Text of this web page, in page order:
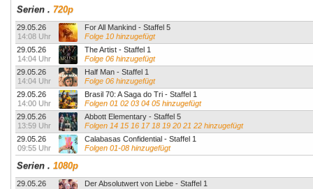
Serien . 720p
29.05.26
14:08 Uhr
For All Mankind - Staffel 5
Folge 10 hinzugefügt
29.05.26
14:04 Uhr
The Artist - Staffel 1
Folge 06 hinzugefügt
29.05.26
14:04 Uhr
Half Man - Staffel 1
Folge 06 hinzugefügt
29.05.26
14:00 Uhr
Brasil 70: A Saga do Tri - Staffel 1
Folgen 01 02 03 04 05 hinzugefügt
29.05.26
13:59 Uhr
Abbott Elementary - Staffel 5
Folgen 14 15 16 17 18 19 20 21 22 hinzugefügt
29.05.26
09:55 Uhr
Calabasas Confidential - Staffel 1
Folgen 01-08 hinzugefügt
Serien . 1080p
29.05.26
Der Absolutwert von Liebe - Staffel 1